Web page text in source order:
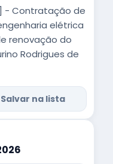
- Contratação de
elétrica
renovação do
Rodrigues de
Salvar na lista